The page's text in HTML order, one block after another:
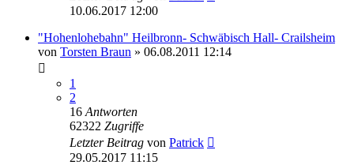
10.06.2017 12:00
"Hohenlohebahn" Heilbronn- Schwäbisch Hall- Crailsheim
von Torsten Braun » 06.08.2011 12:14
1
2
16 Antworten
62322 Zugriffe
Letzter Beitrag von Patrick
29.05.2017 11:15